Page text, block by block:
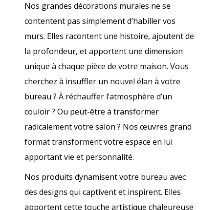
Nos grandes décorations murales ne se
contentent pas simplement d’habiller vos
murs. Elles racontent une histoire, ajoutent de
la profondeur, et apportent une dimension
unique à chaque pièce de votre maison. Vous
cherchez à insuffler un nouvel élan à votre
bureau ? À réchauffer l’atmosphère d’un
couloir ? Ou peut-être à transformer
radicalement votre salon ? Nos œuvres grand
format transforment votre espace en lui
apportant vie et personnalité.
Nos produits dynamisent votre bureau avec
des designs qui captivent et inspirent. Elles
apportent cette touche artistique chaleureuse